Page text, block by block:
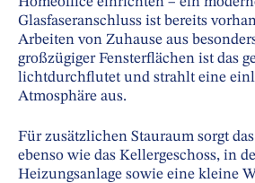
Glasfaseranschluss ist bereits
Arbeiten von Zuhause aus
großzügiger Fensterflächen ist das
lichtdurchflutet und strahlt eine
Atmosphäre aus.
Für zusätzlichen Stauraum sorgt
ebenso wie das Kellergeschoss, in
Heizungsanlage sowie eine kleine